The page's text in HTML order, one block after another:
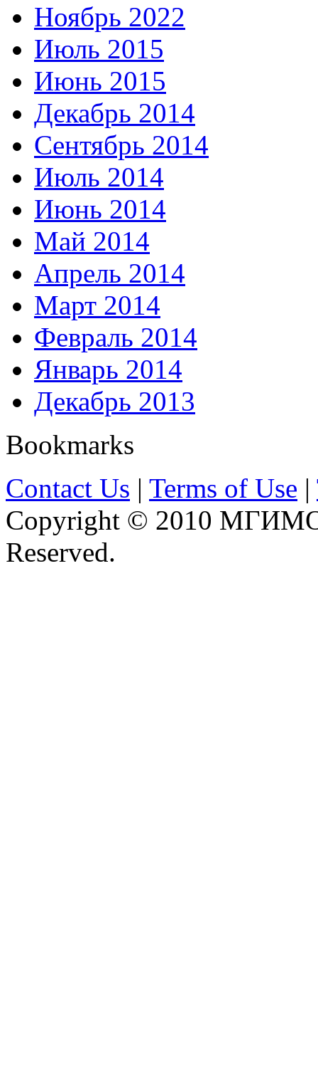
Ноябрь 2022
Июль 2015
Июнь 2015
Декабрь 2014
Сентябрь 2014
Июль 2014
Июнь 2014
Май 2014
Апрель 2014
Март 2014
Февраль 2014
Январь 2014
Декабрь 2013
Bookmarks
Contact Us | Terms of Use |
Copyright © 2010 МГИМО
Reserved.